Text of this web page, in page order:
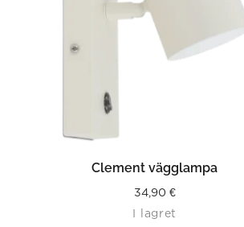
LÄS MER
Clement vägglampa
34,90 €
I lagret